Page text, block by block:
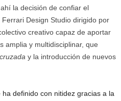
la decisión de confiar el
Design Studio dirigido por
creativo capaz de aportar
amplia y multidisciplinar, que
y la introducción de nuevos
definido con nitidez gracias a la